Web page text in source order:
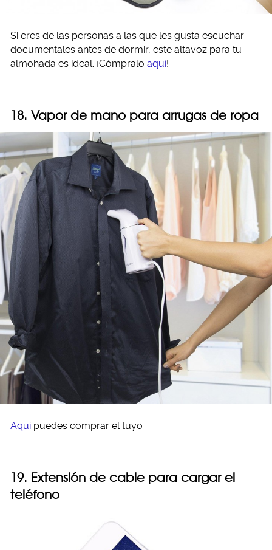
Si eres de las personas a las que les gusta escuchar
documentales antes de dormir, este altavoz para tu
almohada es ideal. ¡Cómpralo aquí!
18. Vapor de mano para arrugas de ropa
Aquí puedes comprar el tuyo
19. Extensión de cable para cargar el
teléfono